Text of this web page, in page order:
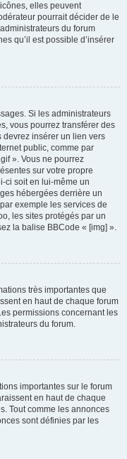
elles peuvent
pourrait décider de le
du forum
qu’il est possible d’insérer
Si les administrateurs
vous pourrez transférer des
devrez insérer un lien vers
public, comme par
». Vous ne pourrez
sur votre propre
ci soit en lui-même un
hébergées derrière un
exemple les services de
les sites protégés par un
la balise BBCode « [img] ».
très importantes que
en haut de chaque forum
permissions concernant les
du forum.
importantes sur le forum
en haut de chaque
Tout comme les annonces
sont définies par les